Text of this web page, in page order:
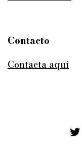
Contacto
Contacta aquí